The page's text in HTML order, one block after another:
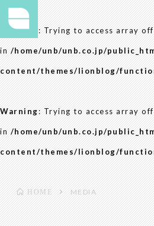
Warning: Trying to access array
in/home/unb/unb.co.jp/
content/themes/lionblog/
Warning: Trying to access array
in/home/unb/unb.co.jp/
content/themes/lionblog/
HOME MEDIA